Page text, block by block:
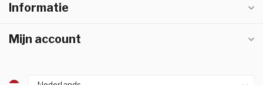
Informatie
Mijn account